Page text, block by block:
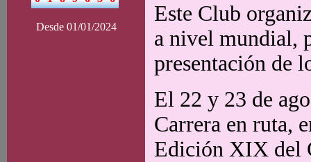
Desde 01/01/2024
Este Club
a nivel mundial,
presentación de
El 22 y 23 de
Carrera en ruta,
Edición XIX del